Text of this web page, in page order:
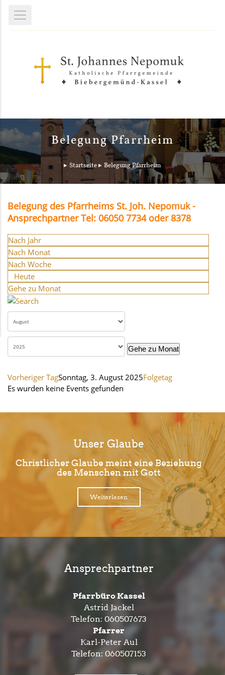
Belegung Pfarrheim
Startseite Belegung Pfarrheim
Belegung des Pfarrheims St. Joh. Nepomuk -
Ansprechpartner Tel: 06050 7734 oder 8378
Nach Jahr
Nach Monat
Nach Woche
Heute
Gehe zu Monat
Gehe zu Monat
Vorheriger TagSonntag, 3. August 2025Folgetag
Es wurden keine Events gefunden
Unser Glaube
Christlicher Glaube meint eine Beziehung
des Menschen mit Gott
Weiterlesen
Ansprechpartner
Pfarrbüro Kassel
Astrid Jackel
Telefon: 060507673
Pfarrer
Karl-Peter Aul
Telefon: 060507153